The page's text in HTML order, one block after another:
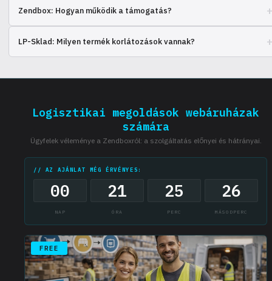
Zendbox: Hogyan működik a támogatás?
LP-Sklad: Milyen termék korlátozások vannak?
listát.
Logisztikai megoldások webáruházak
számára
Ügyfelek véleménye a Zendboxról: a szolgáltatás előnyei és hátrányai.
// AZ AJÁNLAT MÉG ÉRVÉNYES:
00
NAP
21
ÓRA
25
PERC
25
MÁSODPERC
FREE